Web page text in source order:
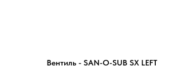
Вентиль - SAN-O-SUB SX LEFT